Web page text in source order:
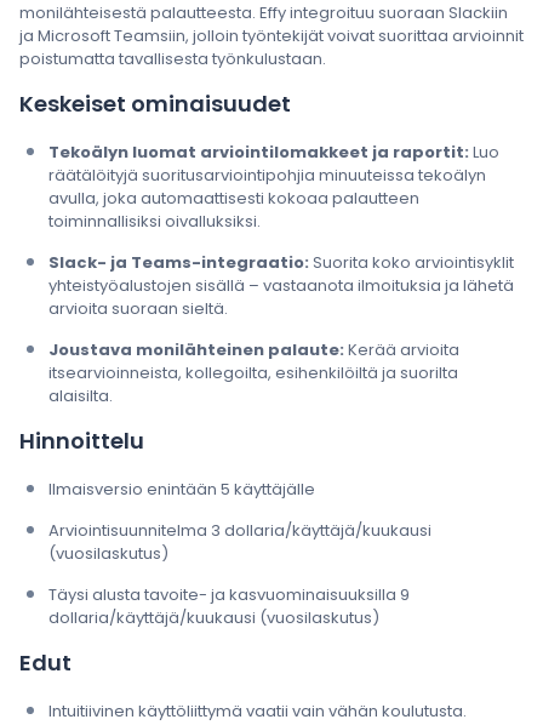
monilähteisestä palautteesta. Effy integroituu suoraan Slackiin
ja Microsoft Teamsiin, jolloin työntekijät voivat suorittaa arvioinnit
poistumatta tavallisesta työnkulustaan.
Keskeiset ominaisuudet
Tekoälyn luomat arviointilomakkeet ja raportit: Luo
räätälöityjä suoritusarviointipohjia minuuteissa tekoälyn
avulla, joka automaattisesti kokoaa palautteen
toiminnallisiksi oivalluksiksi.
Slack- ja Teams-integraatio: Suorita koko arviointisyklit
yhteistyöalustojen sisällä – vastaanota ilmoituksia ja lähetä
arvioita suoraan sieltä.
Joustava monilähteinen palaute: Kerää arvioita
itsearvioinneista, kollegoilta, esihenkilöiltä ja suorilta
alaisilta.
Hinnoittelu
Ilmaisversio enintään 5 käyttäjälle
Arviointisuunnitelma 3 dollaria/käyttäjä/kuukausi
(vuosilaskutus)
Täysi alusta tavoite- ja kasvuominaisuuksilla 9
dollaria/käyttäjä/kuukausi (vuosilaskutus)
Edut
Intuitiivinen käyttöliittymä vaatii vain vähän koulutusta.